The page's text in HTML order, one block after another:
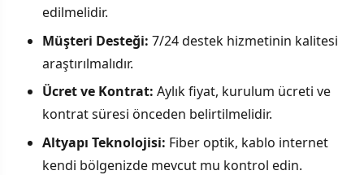
edilmelidir.
Müşteri Desteği: 7/24 destek hizmetinin kalitesi
araştırılmalıdır.
Ücret ve Kontrat: Aylık fiyat, kurulum ücreti ve
kontrat süresi önceden belirtilmelidir.
Altyapı Teknolojisi: Fiber optik, kablo internet
kendi bölgenizde mevcut mu kontrol edin.